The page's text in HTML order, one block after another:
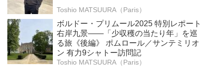
Toshio MATSUURA（Paris）
ボルドー・プリムール2025 特別レポート
右岸九景――「少収穫の当たり年」を巡
る旅《後編》 ポムロール／サンテミリオ
ン 有力9シャトー訪問記
Toshio MATSUURA（Paris）